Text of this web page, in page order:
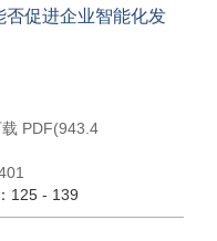
否促进企业智能化发
PDF(943.4
125 - 139